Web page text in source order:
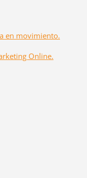
en movimiento.
Online.